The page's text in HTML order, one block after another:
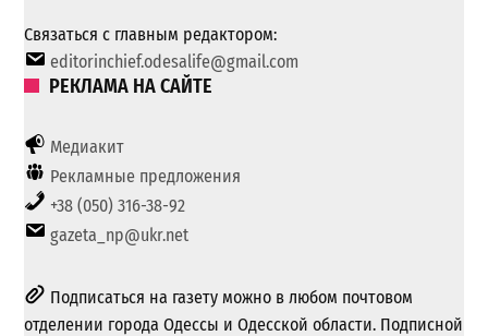
Связаться с главным редактором:
editorinchief.odesalife@gmail.com
РЕКЛАМА НА САЙТЕ
Медиакит
Рекламные предложения
+38 (050) 316-38-92
gazeta_np@ukr.net
Подписаться на газету можно в любом почтовом
отделении города Одессы и Одесской области. Подписной